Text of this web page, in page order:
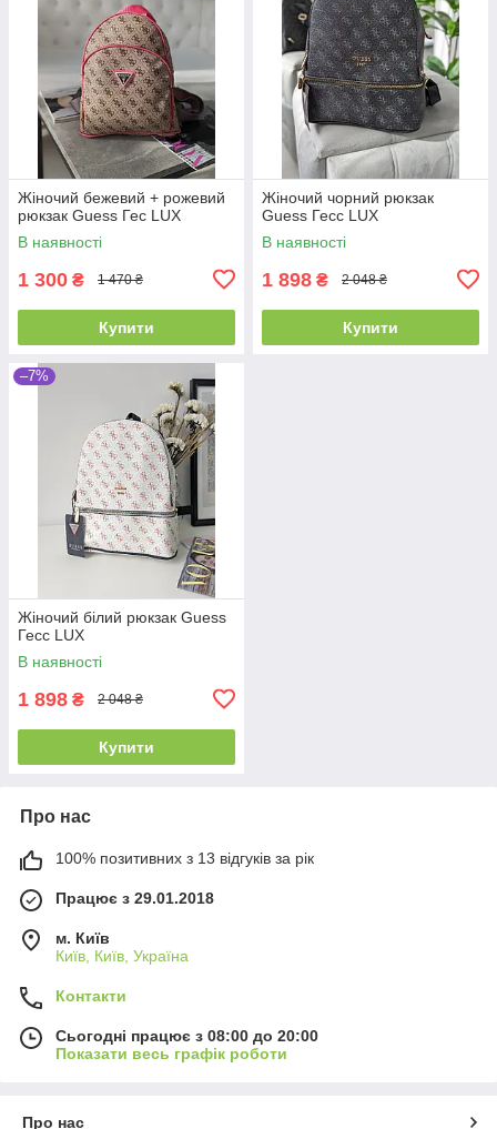
Жіночий бежевий + рожевий
рюкзак Guess Гес LUX
В наявності
1 300 ₴ 1 470 ₴
Купити
Жіночий чорний рюкзак
Guess Гесс LUX
В наявності
1 898 ₴ 2 048 ₴
Купити
–7%
Жіночий білий рюкзак Guess
Гесс LUX
В наявності
1 898 ₴ 2 048 ₴
Купити
Про нас
100% позитивних з 13 відгуків за рік
Працює з 29.01.2018
м. Київ
Київ, Київ, Україна
Контакти
Сьогодні працює з 08:00 до 20:00
Показати весь графік роботи
Про нас